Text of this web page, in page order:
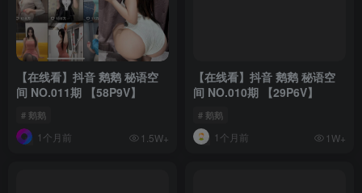
【在线看】抖音 鹅鹅 秘语空
间 NO.011期 【58P9V】
# 鹅鹅
1个月前 1.5W+
【在线看】抖音 鹅鹅 秘语空
间 NO.010期 【29P6V】
# 鹅鹅
1个月前 1W+